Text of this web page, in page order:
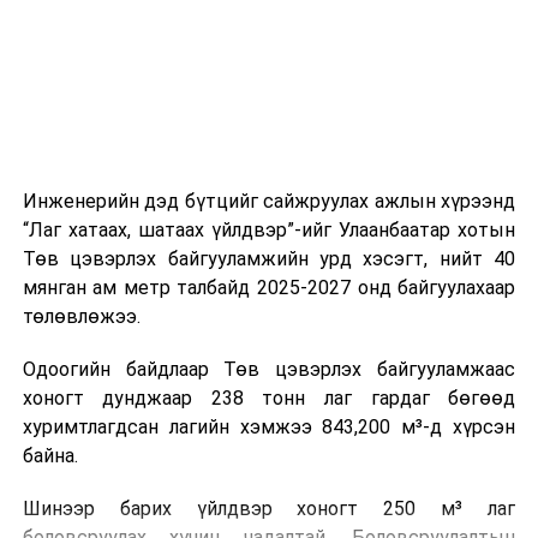
өдөр тутмын ажлын бэлэн байдлыг хангах зэрэг
практик ур чадварыг сургалтын хөтөлбөрт тусгажээ.
Сургалтыг танилцуулах лекц, асуулт-хариулт,
жишээнд суурилсан сургалт, багаар ажиллах дасгал,
танилцах, онцгой нөхцөлд ажиллах дадлага зэрэг
онол, практик хосолсон хэлбэрээр зохион байгуулж
байна.
зохион байгуулах Үндэсний хорооны Ажлын алба,
Инженерийн дэд бүтцийг сайжруулах ажлын хүрээнд
“Лаг хатаах, шатаах үйлдвэр”-ийг Улаанбаатар хотын
Төв цэвэрлэх байгууламжийн урд хэсэгт, нийт 40
мянган ам метр талбайд 2025-2027 онд байгуулахаар
төлөвлөжээ.
Одоогийн байдлаар Төв цэвэрлэх байгууламжаас
хоногт дунджаар 238 тонн лаг гардаг бөгөөд
хуримтлагдсан лагийн хэмжээ 843,200 м³-д хүрсэн
байна.
Шинээр барих үйлдвэр хоногт 250 м³ лаг